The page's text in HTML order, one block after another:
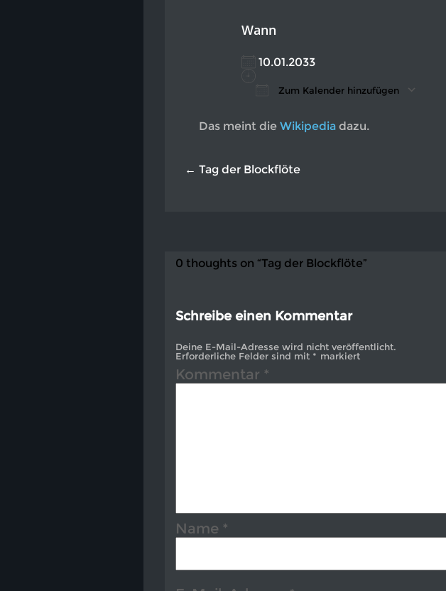
Wann
10.01.2033
Zum Kalender hinzufügen
Das meint die Wikipedia dazu.
← Tag der Blockflöte
0 thoughts on “Tag der Blockflöte”
Schreibe einen Kommentar
Deine E-Mail-Adresse wird nicht veröffentlicht.
Erforderliche Felder sind mit * markiert
Kommentar *
Name *